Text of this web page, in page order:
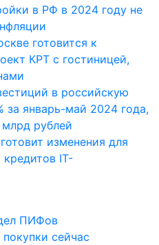
в РФ в 2024 году не
готовится к
КРТ с гостиницей,
в российскую
за январь-май 2024 года,
рублей
изменения для
кредитов IT-
сейчас